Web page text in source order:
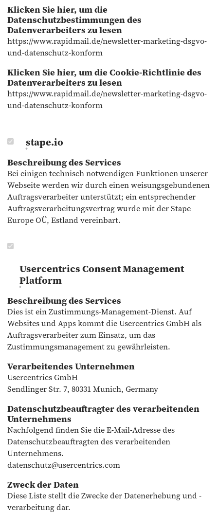
Klicken Sie hier, um die
Datenschutzbestimmungen des
Datenverarbeiters zu lesen
https://www.rapidmail.de/newsletter-marketing-dsgvo-
und-datenschutz-konform
Klicken Sie hier, um die Cookie-Richtlinie des
Datenverarbeiters zu lesen
https://www.rapidmail.de/newsletter-marketing-dsgvo-
und-datenschutz-konform
stape.io
Beschreibung des Services
Bei einigen technisch notwendigen Funktionen unserer
Webseite werden wir durch einen weisungsgebundenen
Auftragsverarbeiter unterstützt; ein entsprechender
Auftragsverarbeitungsvertrag wurde mit der Stape
Europe OÜ, Estland vereinbart.
Usercentrics Consent Management
Platform
Beschreibung des Services
Dies ist ein Zustimmungs-Management-Dienst. Auf
Websites und Apps kommt die Usercentrics GmbH als
Auftragsverarbeiter zum Einsatz, um das
Zustimmungsmanagement zu gewährleisten.
Verarbeitendes Unternehmen
Usercentrics GmbH
Sendlinger Str. 7, 80331 Munich, Germany
Datenschutzbeauftragter des verarbeitenden
Unternehmens
Nachfolgend finden Sie die E-Mail-Adresse des
Datenschutzbeauftragten des verarbeitenden
Unternehmens.
datenschutz@usercentrics.com
Zweck der Daten
Diese Liste stellt die Zwecke der Datenerhebung und -
verarbeitung dar.